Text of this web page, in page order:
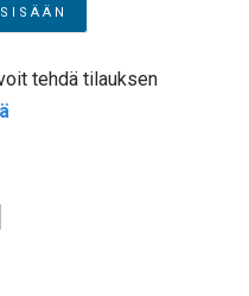
tehdä tilauksen